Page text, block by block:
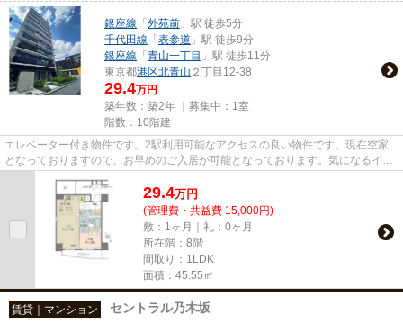
銀座線 「外苑前 」駅 徒歩5分
千代田線 「表参道 」駅 徒歩9分
銀座線 「青山一丁目 」駅 徒歩11分
東京都港区北青山 ２丁目12-38
29.4万円
築年数：築2年 ｜募集中： 1室
階数：10階建
エレベーター付き物件です。2駅利用可能なアクセスの良い物件です。現在空家
となっておりますので、お早めのご入居が可能となっております。気になるイチ
オシ物件情報：「ザ・パークハ...
29.4万円
(管理費・共益費 15,000円)
敷：1ヶ月｜礼：0ヶ月
所在階：8階
間取り：1LDK
面積：45.55㎡
賃貸｜マンション セントラル乃木坂